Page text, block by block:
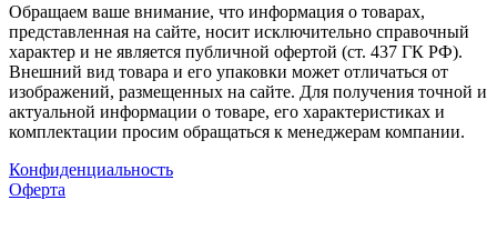
Обращаем ваше внимание, что информация о товарах,
представленная на сайте, носит исключительно справочный
характер и не является публичной офертой (ст. 437 ГК РФ).
Внешний вид товара и его упаковки может отличаться от
изображений, размещенных на сайте. Для получения точной и
актуальной информации о товаре, его характеристиках и
комплектации просим обращаться к менеджерам компании.
Конфиденциальность
Оферта